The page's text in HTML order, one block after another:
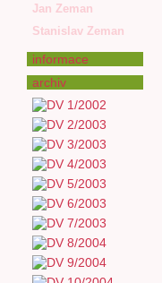
Jan Zeman
Stanislav Zeman
informace
archiv